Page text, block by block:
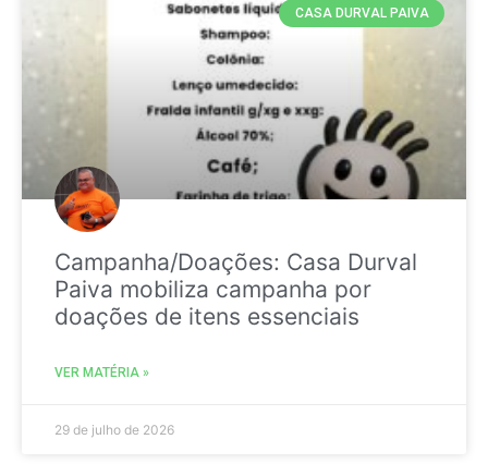
CASA DURVAL PAIVA
Campanha/Doações: Casa Durval
Paiva mobiliza campanha por
doações de itens essenciais
VER MATÉRIA »
29 de julho de 2026